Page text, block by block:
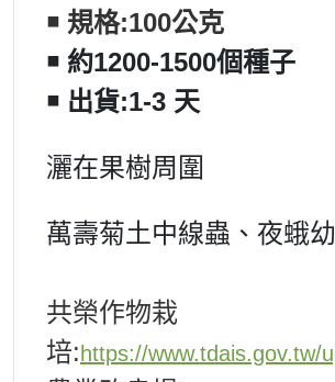
￭ 規格:100公克
￭ 約1200-1500個種子
￭ 出貨:1-3 天
灑在果樹周圍
萬壽菊土中線蟲、夜蛾
共榮作物栽
培: https://www.tdais.gov.tw/